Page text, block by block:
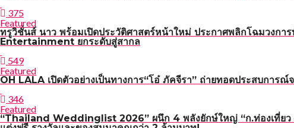
375
Featured
ทรูวิชั่นส์ นาว พร้อมเปิดประวัติศาสตร์หน้าใหม่ ประกาศพลิกโฉมวงก
Entertainment ยกระดับสู่สากล
549
Featured
OH LALA เปิดตัวอย่างเป็นทางการ“โอ๋ ภัคจีรา” ถ่ายทอดประสบกา
346
Featured
“Thailand Weddinglist 2026” ผนึก 4 พลังยักษ์ใหญ่ “ก.ท่องเที่ย